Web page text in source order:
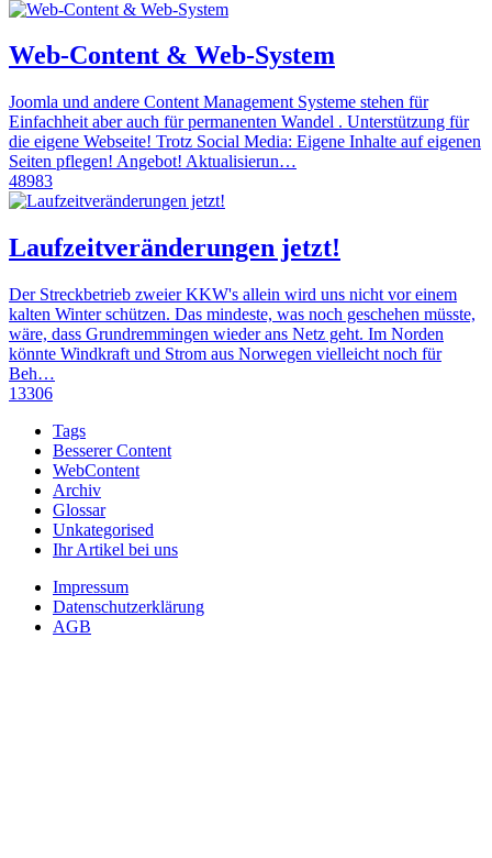
Web-Content & Web-System
Joomla und andere Content Management Systeme stehen für
Einfachheit aber auch für permanenten Wandel . Unterstützung für
die eigene Webseite! Trotz Social Media: Eigene Inhalte auf eigenen
Seiten pflegen! Angebot! Aktualisierun…
48983
Laufzeitveränderungen jetzt!
Der Streckbetrieb zweier KKW's allein wird uns nicht vor einem
kalten Winter schützen. Das mindeste, was noch geschehen müsste,
wäre, dass Grundremmingen wieder ans Netz geht. Im Norden
könnte Windkraft und Strom aus Norwegen vielleicht noch für
Beh…
13306
Tags
Besserer Content
WebContent
Archiv
Glossar
Unkategorised
Ihr Artikel bei uns
Impressum
Datenschutzerklärung
AGB